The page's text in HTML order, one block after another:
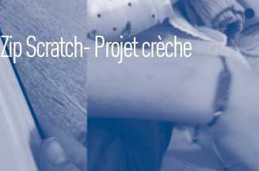
Zip Scratch- Projet crèche